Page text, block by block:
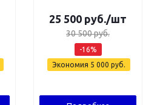
25 500 руб./шт
30 500руб.
-16%
Экономия 5 000 руб.